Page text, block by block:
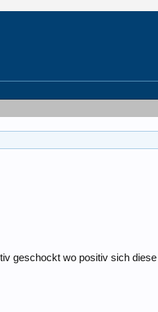
geschockt wo positiv sich